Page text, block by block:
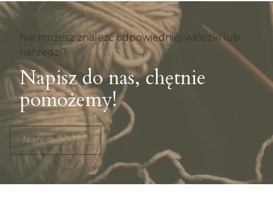
Nie możesz znaleźć odpowiedniej włóczki lub
narzędzi?
Napisz do nas, chętnie
pomożemy!
Napisz do nas